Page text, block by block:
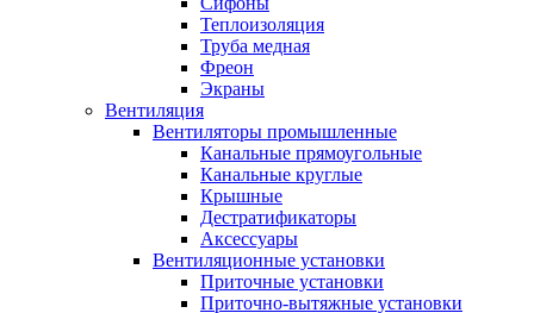
Теплоизоляция
Труба медная
Фреон
Экраны
Вентиляция
Вентиляторы промышленные
Канальные прямоугольные
Канальные круглые
Крышные
Дестратификаторы
Аксессуары
Вентиляционные установки
Приточные установки
Приточно-вытяжные установки